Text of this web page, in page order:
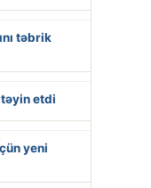
təbrik
etdi
yeni